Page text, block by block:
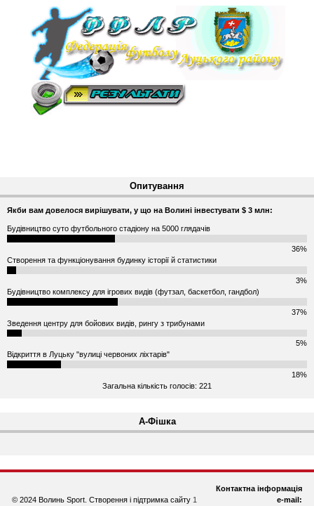
Опитування
Якби вам довелося вирішувати, у що на Волині інвестувати $ 3 млн:
Будівництво суто футбольного стадіону на 5000 глядачів
36%
Створення та функціонування будинку історії й статистики
3%
Будівництво комплексу для ігрових видів (футзал, баскетбол, гандбол)
37%
Зведення центру для бойових видів, рингу з трибунами
5%
Відкриття в Луцьку "вулиці червоних ліхтарів"
18%
Загальна кількість голосів: 221
А-Фішка
© 2024 Волинь Sport. Створення і підтримка сайту 1
Контактна інформація
e-mail: